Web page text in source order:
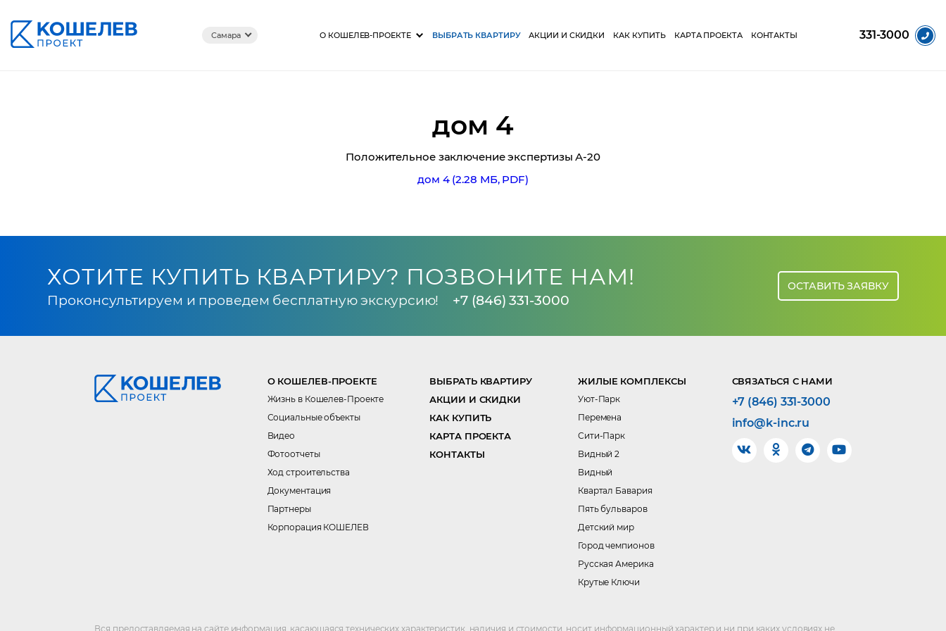
Самара О КОШЕЛЕВ-ПРОЕКТЕ ВЫБРАТЬ КВАРТИРУ АКЦИИ И СКИДКИ КАК КУПИТЬ КАРТА ПРОЕКТА КОНТАКТЫ 331-3000
дом 4
Положительное заключение экспертизы А-20
дом 4 (2.28 МБ, PDF)
ХОТИТЕ КУПИТЬ КВАРТИРУ? ПОЗВОНИТЕ НАМ!
Проконсультируем и проведем бесплатную экскурсию! +7 (846) 331-3000
ОСТАВИТЬ ЗАЯВКУ
О КОШЕЛЕВ-ПРОЕКТЕ
Жизнь в Кошелев-Проекте
Социальные объекты
Видео
Фотоотчеты
Ход строительства
Документация
Партнеры
Корпорация КОШЕЛЕВ
ВЫБРАТЬ КВАРТИРУ
АКЦИИ И СКИДКИ
КАК КУПИТЬ
КАРТА ПРОЕКТА
КОНТАКТЫ
ЖИЛЫЕ КОМПЛЕКСЫ
Уют-Парк
Перемена
Сити-Парк
Видный 2
Видный
Квартал Бавария
Пять бульваров
Детский мир
Город чемпионов
Русская Америка
Крутые Ключи
СВЯЗАТЬСЯ С НАМИ
+7 (846) 331-3000
info@k-inc.ru
Вся предоставляемая на сайте информация, касающаяся технических характеристик, наличия и стоимости, носит информационный характер и ни при каких условиях не